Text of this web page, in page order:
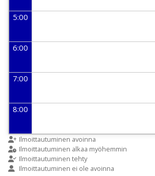
5:00
6:00
7:00
8:00
9:00
10:00
Ilmoittautuminen avoinna
Ilmoittautuminen alkaa myöhemmin
Ilmoittautuminen tehty
Ilmoittautuminen ei ole avoinna